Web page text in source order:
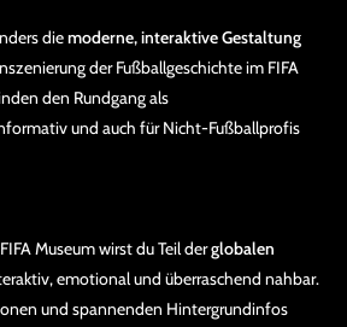
diemoderne, interaktive Gestaltung
der Fußballgeschichte im FIFA
den Rundgang als
und auch für Nicht-Fußballprofis
Museum wirst du Teil derglobalen
emotional und überraschend nahbar.
und spannenden Hintergrundinfos